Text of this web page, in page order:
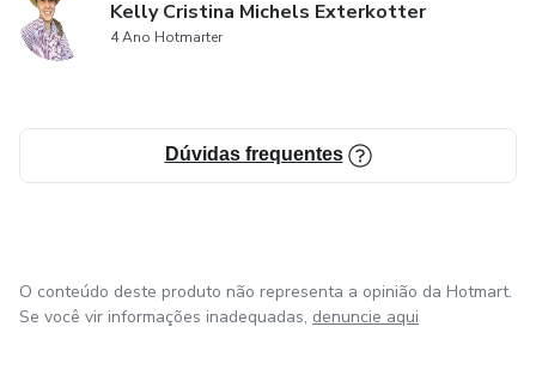
Kelly Cristina Michels Exterkotter
4 Ano Hotmarter
Dúvidas frequentes
O conteúdo deste produto não representa a opinião da Hotmart.
Se você vir informações inadequadas, denuncie aqui